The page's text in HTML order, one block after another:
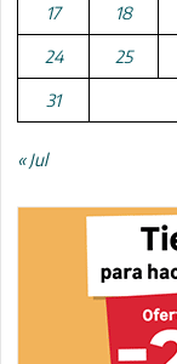
17 18
24 25
31
« Jul